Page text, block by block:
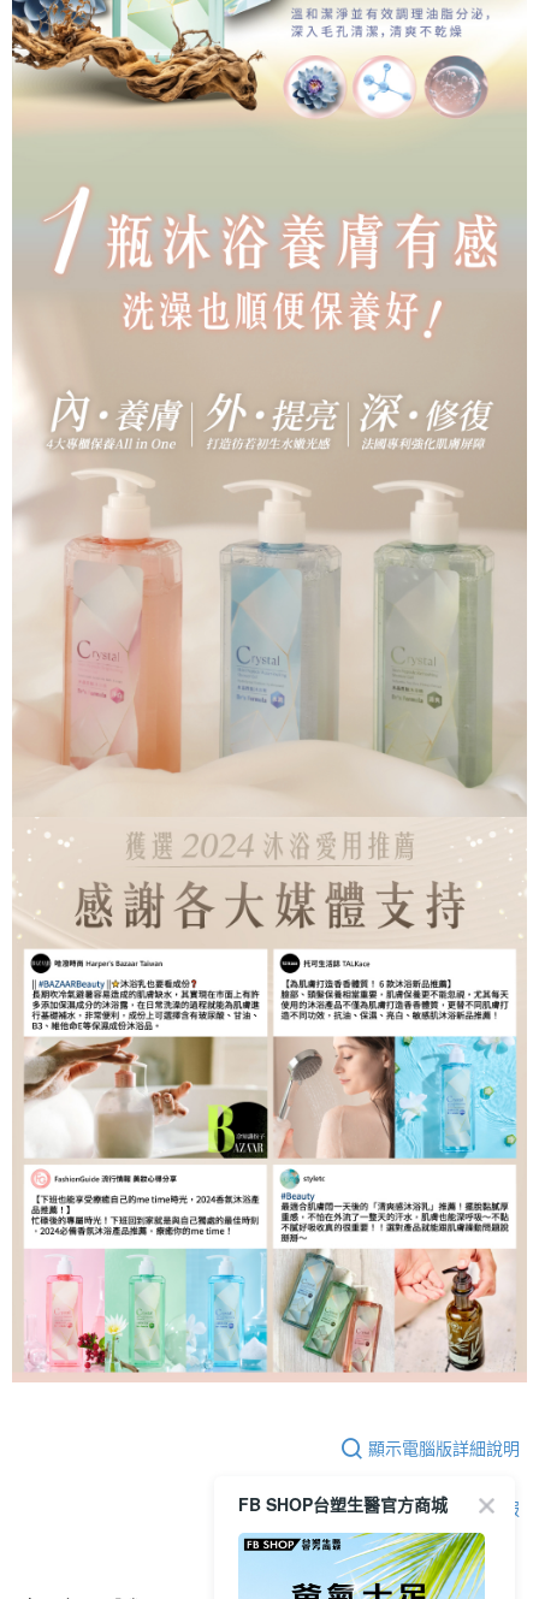
顯示電腦版詳細說明
客服
FB SHOP台塑生醫官方商城